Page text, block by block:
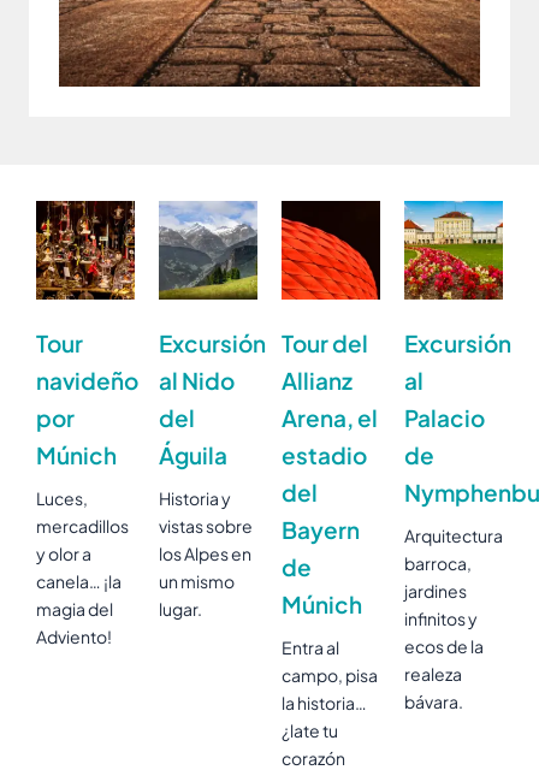
Tour
navideño
por
Múnich
Luces,
mercadillos
y olor a
canela… ¡la
magia del
Adviento!
Excursión
al Nido
del
Águila
Historia y
vistas sobre
los Alpes en
un mismo
lugar.
Tour del
Allianz
Arena, el
estadio
del
Bayern
de
Múnich
Entra al
campo, pisa
la historia…
¿late tu
corazón
Excursión
al
Palacio
de
Arquitectura
barroca,
jardines
infinitos y
ecos de la
realeza
bávara.